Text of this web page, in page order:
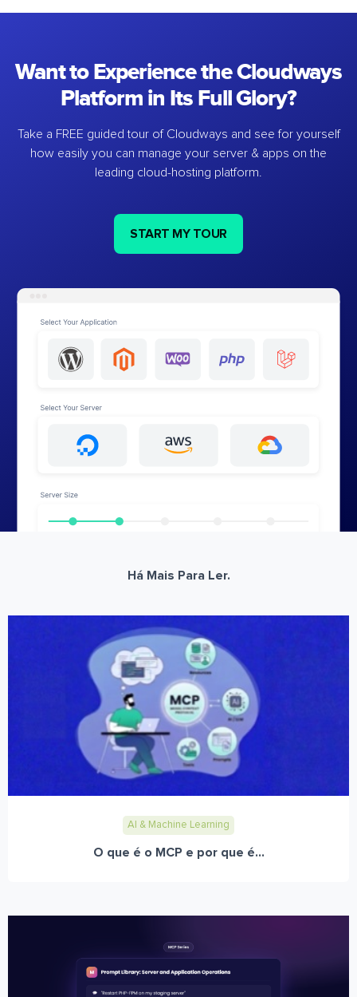
Want to Experience the Cloudways
Platform in Its Full Glory?
Take a FREE guided tour of Cloudways and see for yourself
how easily you can manage your server & apps on the
leading cloud-hosting platform.
START MY TOUR
Há Mais Para Ler.
AI & Machine Learning
O que é o MCP e por que é...